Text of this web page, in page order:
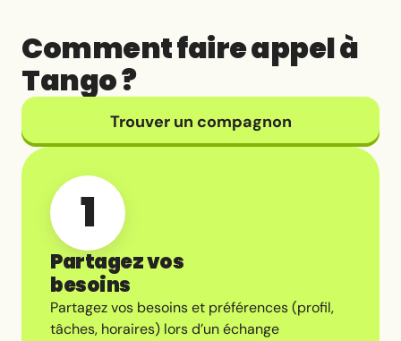
Comment faire appel à
Tango ?
Trouver un compagnon
1
Partagez vos
besoins
Partagez vos besoins et préférences (profil,
tâches, horaires) lors d’un échange